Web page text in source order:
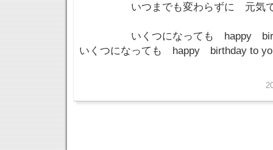
いつまでも変わらずに 元気で
いくつになっても happy
いくつになっても happy birthday to